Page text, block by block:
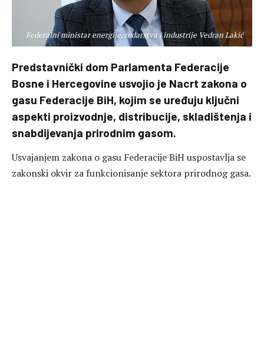
Federalni ministar energije, rudarstva i industrije Vedran Lakić
Predstavnički dom Parlamenta Federacije
Bosne i Hercegovine usvojio je Nacrt zakona o
gasu Federacije BiH, kojim se uređuju ključni
aspekti proizvodnje, distribucije, skladištenja i
snabdijevanja prirodnim gasom.
Usvajanjem zakona o gasu Federacije BiH uspostavlja se
zakonski okvir za funkcionisanje sektora prirodnog gasa.